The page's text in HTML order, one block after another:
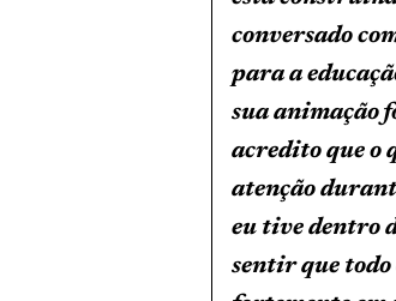
conversado
para a
sua animação
acredito que o
atenção
eu tive dentro
sentir que todo